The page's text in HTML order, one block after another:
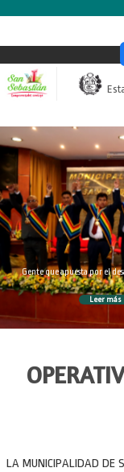
Gente que apuesta por el
Leer más
LA MUNICIPALIDAD DE